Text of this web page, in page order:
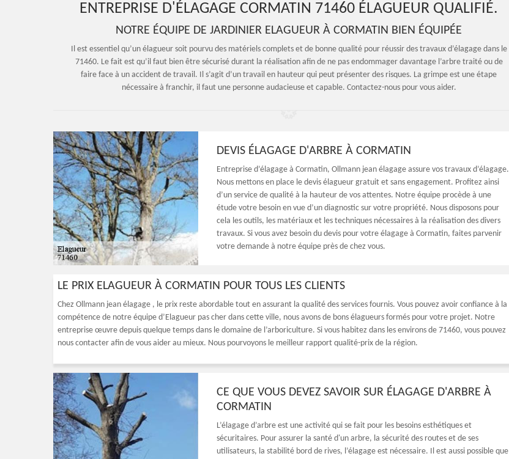
ENTREPRISE D'ÉLAGAGE CORMATIN 71460 ÉLAGUEUR QUALIFIÉ.
NOTRE ÉQUIPE DE JARDINIER ELAGUEUR À CORMATIN BIEN ÉQUIPÉE
Il est essentiel qu’un élagueur soit pourvu des matériels complets et de bonne qualité pour réussir des travaux d’élagage dans le
71460. Le fait est qu’il faut bien être sécurisé durant la réalisation afin de ne pas endommager davantage l’arbre traité ou de
faire face à un accident de travail. Il s’agit d’un travail en hauteur qui peut présenter des risques. La grimpe est une étape
nécessaire à franchir, il faut une personne audacieuse et capable. Contactez-nous pour vous aider.
DEVIS ÉLAGAGE D'ARBRE À CORMATIN
Entreprise d’élagage à Cormatin, Ollmann jean élagage assure vos travaux d’élagage.
Nous mettons en place le devis élagueur gratuit et sans engagement. Profitez ainsi
d’un service de qualité à la hauteur de vos attentes. Notre équipe procède à une
étude votre besoin en vue d’un diagnostic sur votre propriété. Nous disposons pour
cela les outils, les matériaux et les techniques nécessaires à la réalisation des divers
travaux. Si vous avez besoin du devis pour votre élagage à Cormatin, faites parvenir
votre demande à notre équipe près de chez vous.
LE PRIX ELAGUEUR À CORMATIN POUR TOUS LES CLIENTS
Chez Ollmann jean élagage , le prix reste abordable tout en assurant la qualité des services fournis. Vous pouvez avoir confiance à la
compétence de notre équipe d’Elagueur pas cher dans cette ville, nous avons de bons élagueurs formés pour votre projet. Notre
entreprise œuvre depuis quelque temps dans le domaine de l’arboriculture. Si vous habitez dans les environs de 71460, vous pouvez
nous contacter afin de vous aider au mieux. Nous pourvoyons le meilleur rapport qualité-prix de la région.
CE QUE VOUS DEVEZ SAVOIR SUR ÉLAGAGE D'ARBRE À
CORMATIN
L’élagage d’arbre est une activité qui se fait pour les besoins esthétiques et
sécuritaires. Pour assurer la santé d'un arbre, la sécurité des routes et de ses
utilisateurs, la stabilité bord de rives, l’élagage est nécessaire. Il est aussi possible que